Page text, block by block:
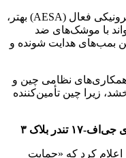
با داشتن اویونیک و رادار آرایه اسکن الکترونیکی فعال (AESA) بهتر،
می‌تواند با موشک‌های ضد
بمب‌های هدایت شونده و
۱۷، چشم‌انداز همکاری‌های نظامی چین و
زیرا چین تأمین‌کننده
جی‌اف-۱۷ تندر بلاک ۳
اعلام کرد که «حمایت